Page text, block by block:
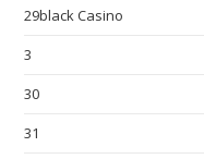
29black Casino
3
30
31